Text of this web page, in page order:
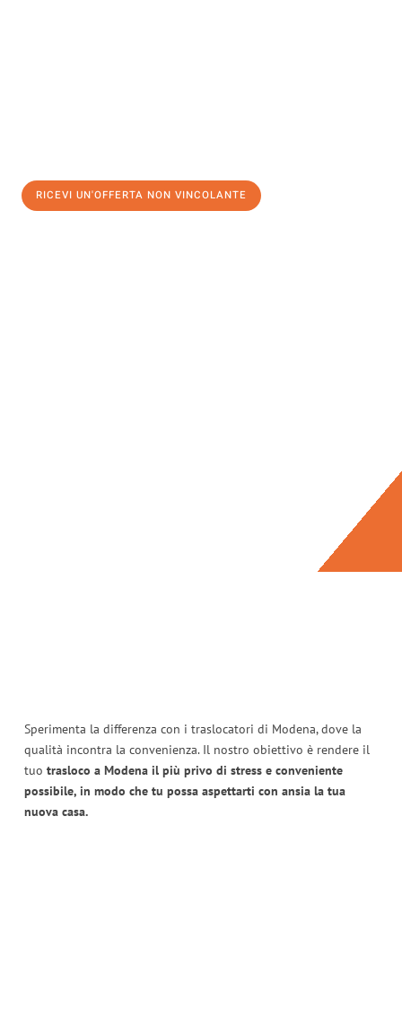
RICEVI UN'OFFERTA NON VINCOLANTE
Sperimenta la differenza con i traslocatori di Modena, dove la
qualità incontra la convenienza. Il nostro obiettivo è rendere il
tuo trasloco a Modena il più privo di stress e conveniente
possibile, in modo che tu possa aspettarti con ansia la tua
nuova casa.